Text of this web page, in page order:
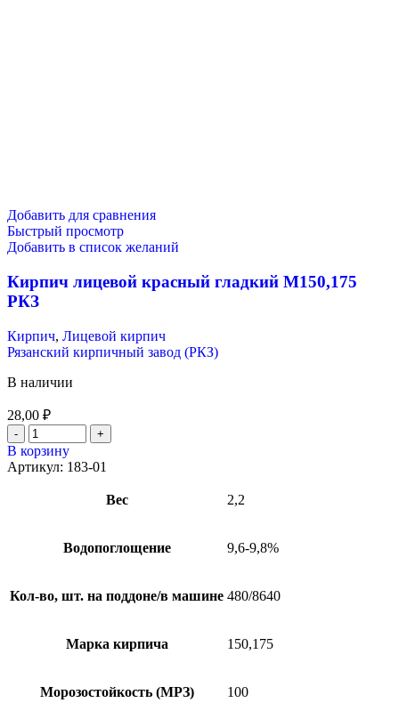
Добавить для сравнения
Быстрый просмотр
Добавить в список желаний
Кирпич лицевой красный гладкий М150,175
РКЗ
Кирпич, Лицевой кирпич
Рязанский кирпичный завод (РКЗ)
В наличии
28,00 ₽
В корзину
Артикул: 183-01
Вес 2,2
Водопоглощение 9,6-9,8%
Кол-во, шт. на поддоне/в машине 480/8640
Марка кирпича 150,175
Морозостойкость (МРЗ) 100